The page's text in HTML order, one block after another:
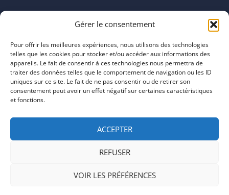
Gérer le consentement
Pour offrir les meilleures expériences, nous utilisons des technologies
telles que les cookies pour stocker et/ou accéder aux informations des
appareils. Le fait de consentir à ces technologies nous permettra de
traiter des données telles que le comportement de navigation ou les ID
uniques sur ce site. Le fait de ne pas consentir ou de retirer son
consentement peut avoir un effet négatif sur certaines caractéristiques
et fonctions.
ACCEPTER
REFUSER
VOIR LES PRÉFÉRENCES
mardi 11:00–23:00
jeudi 11:00–23:00
vendredi 11:00–23:00
samedi 11:00–20:00
dimanche 11:00–20:00